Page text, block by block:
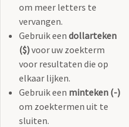
om meer letters te
vervangen.
Gebruik een dollarteken
($)voor uw zoekterm
voor resultaten die op
elkaar lijken.
Gebruik een minteken (-)
om zoektermen uit te
sluiten.